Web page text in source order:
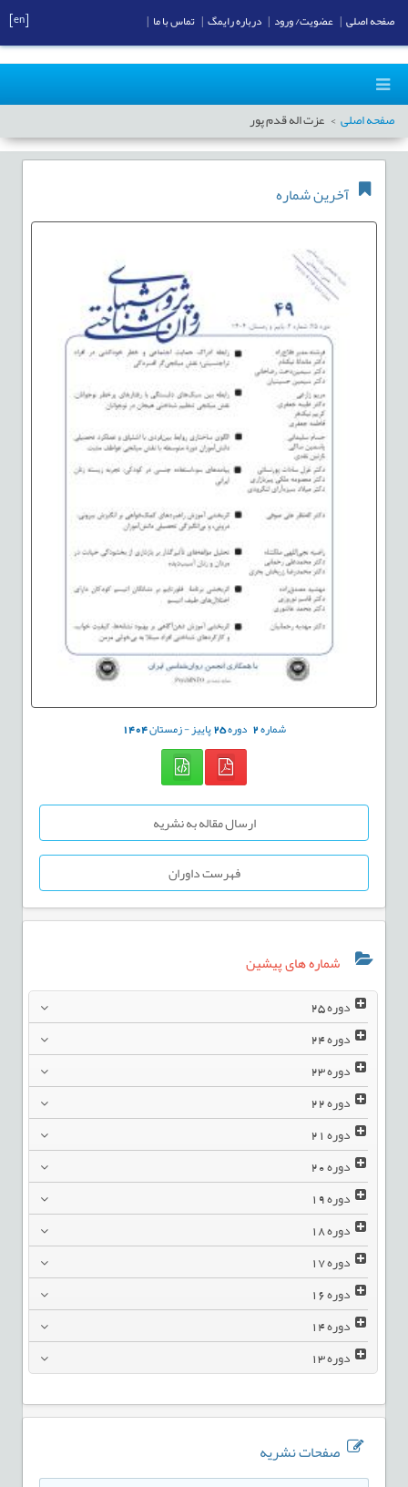
صفحه اصلی عزت اله قدم پور
آخرین شماره
شماره2 دوره25پاییز - زمستان1404
ارسال مقاله به نشریه
فهرست داوران
شماره های پیشین
دوره25
دوره24
دوره23
دوره22
دوره21
دوره20
دوره19
دوره18
دوره17
دوره16
دوره14
دوره13
صفحات نشریه
صفحه اصلی عضویت/ ورود درباره رایمگ تماس با ما